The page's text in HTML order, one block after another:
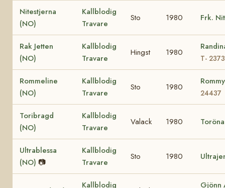
Nitestjerna
(NO)
Kallblodig
Travare
Sto 1980 Frk.
Rak Jetten
(NO)
Kallblodig
Travare
Hingst 1980
T-
Rommeline
(NO)
Kallblodig
Travare
Sto 1980
24437
Toribragd
(NO)
Kallblodig
Travare
Valack 1980
Ultrablessa
(NO) 📷
Kallblodig
Travare
Sto 1980
Kallblodig Gjönn